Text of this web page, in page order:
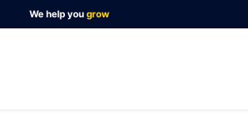
We help you grow